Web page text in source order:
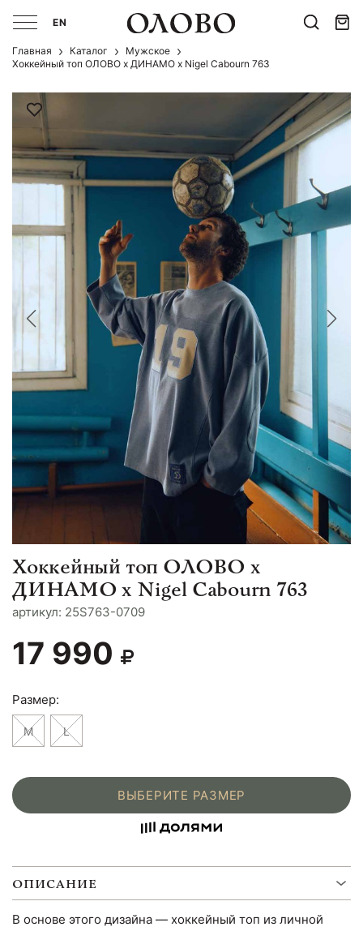
EN
Главная Каталог
Мужcкое
Хоккейный топ ОЛОВО х ДИНАМО х Nigel Cabourn 763
Хоккейный топ ОЛОВО х
ДИНАМО х Nigel Cabourn 763
aртикул: 25S763-0709
17 990
Размер:
M L
ВЫБЕРИТЕ РАЗМЕР
ОПИСАНИЕ
В основе этого дизайна — хоккейный топ из личной